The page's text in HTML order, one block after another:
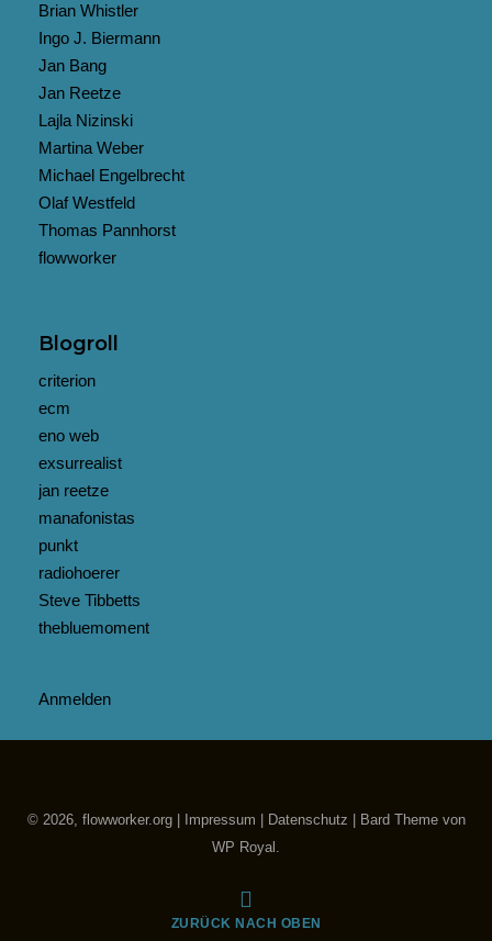
Brian Whistler
Ingo J. Biermann
Jan Bang
Jan Reetze
Lajla Nizinski
Martina Weber
Michael Engelbrecht
Olaf Westfeld
Thomas Pannhorst
flowworker
Blogroll
criterion
ecm
eno web
exsurrealist
jan reetze
manafonistas
punkt
radiohoerer
Steve Tibbetts
thebluemoment
Anmelden
© 2026, flowworker.org | Impressum Datenschutz
Bard Theme von
WP Royal .
ZURÜCK NACH OBEN